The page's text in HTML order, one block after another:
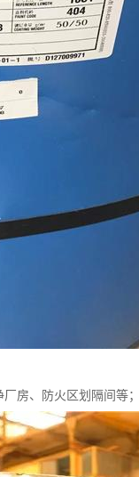
房、防火区划隔间等；